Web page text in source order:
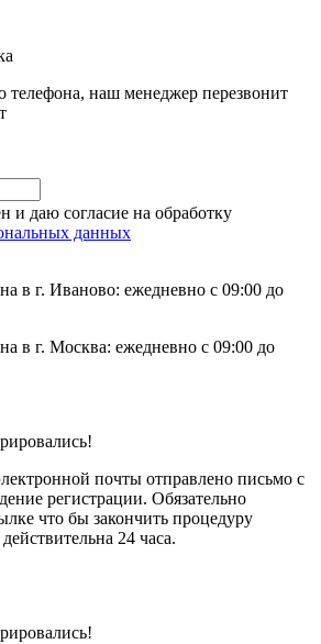
телефона, наш менеджер перезвонит
и даю согласие на обработку
данных
в г. Иваново: ежедневно с 09:00 до
в г. Москва: ежедневно с 09:00 до
почты отправлено письмо с
регистрации. Обязательно
что бы закончить процедуру
24 часа.